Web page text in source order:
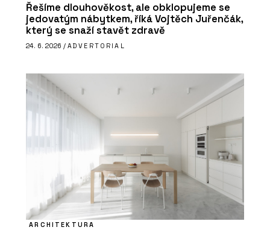
Řešíme dlouhověkost, ale obklopujeme se
jedovatým nábytkem, říká Vojtěch Juřenčák,
který se snaží stavět zdravě
24. 6. 2026 / ADVERTORIAL
ARCHITEKTURA